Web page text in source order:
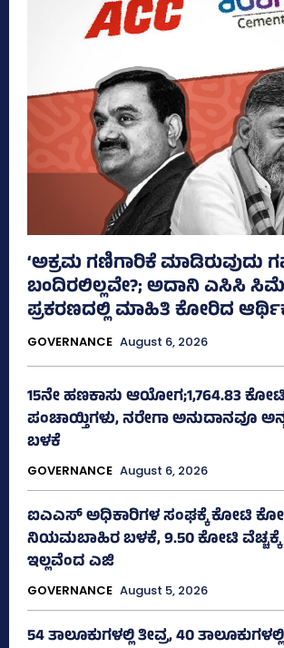
‘ಅಕ್ರಮ ಗಣಿಗಾರಿಕೆ ಮಾಡಿರುವುದು
ಬಂದಿರಲಿಲ್ಲವೇ?; ಅದಾನಿ ಎಸಿಸಿ
ಪ್ರಕರಣದಲ್ಲಿ ಮಾಹಿತಿ ಕೋರಿದ
GOVERNANCE August 6, 2026
15ನೇ ಹಣಕಾಸು ಆಯೋಗ;1,764.83
ಪಂಚಾಯ್ತಿಗಳು, ನರೇಗಾ ಅನುದಾನವೂ
ಬಳಕೆ
GOVERNANCE August 6, 2026
ಐಎಎಸ್‌ ಅಧಿಕಾರಿಗಳ ಸಂಘಕ್ಕೆ ಕೋಟಿ
ನಿಯಮಬಾಹಿರ ಬಳಕೆ, 9.50 ಕೋಟಿ
ಇಲ್ಲವೆಂದ ಎಜಿ
GOVERNANCE August 5, 2026
54 ತಾಲೂಕುಗಳಲ್ಲಿ ತೀವ್ರ, 40